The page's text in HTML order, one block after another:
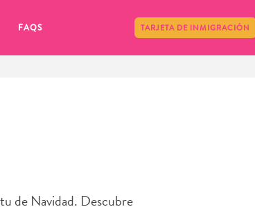
FAQS TARJETA DE INMIGRACIÓN
de Navidad. Descubre